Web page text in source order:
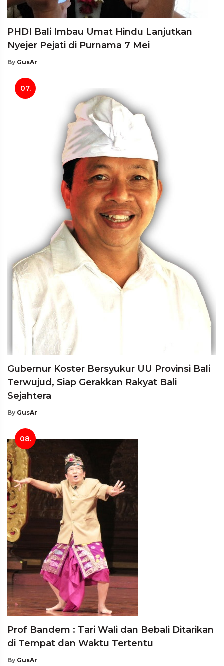
PHDI Bali Imbau Umat Hindu Lanjutkan
Nyejer Pejati di Purnama 7 Mei
By GusAr
07.
Gubernur Koster Bersyukur UU Provinsi Bali
Terwujud, Siap Gerakkan Rakyat Bali
Sejahtera
By GusAr
08.
Prof Bandem : Tari Wali dan Bebali Ditarikan
di Tempat dan Waktu Tertentu
By GusAr